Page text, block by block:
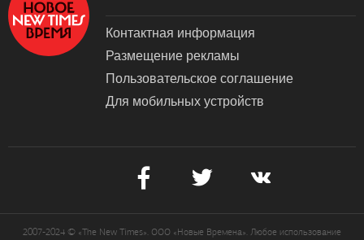
Контактная информация
Размещение рекламы
Пользовательское соглашение
Для мобильных устройств
2007-2024 © «The New Times». ООО «Новые Времена». Любое использование